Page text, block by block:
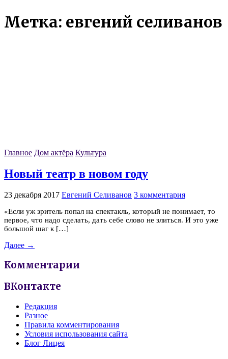
Метка: евгений селиванов
Главное Дом актёра Культура
Новый театр в новом году
23 декабря 2017 Евгений Селиванов 3 комментария
«Если уж зритель попал на спектакль, который не понимает, то
первое, что надо сделать, дать себе слово не злиться. И это уже
большой шаг к […]
Далее →
Комментарии
ВКонтакте
Редакция
Разное
Правила комментирования
Условия использования сайта
Блог Лицея